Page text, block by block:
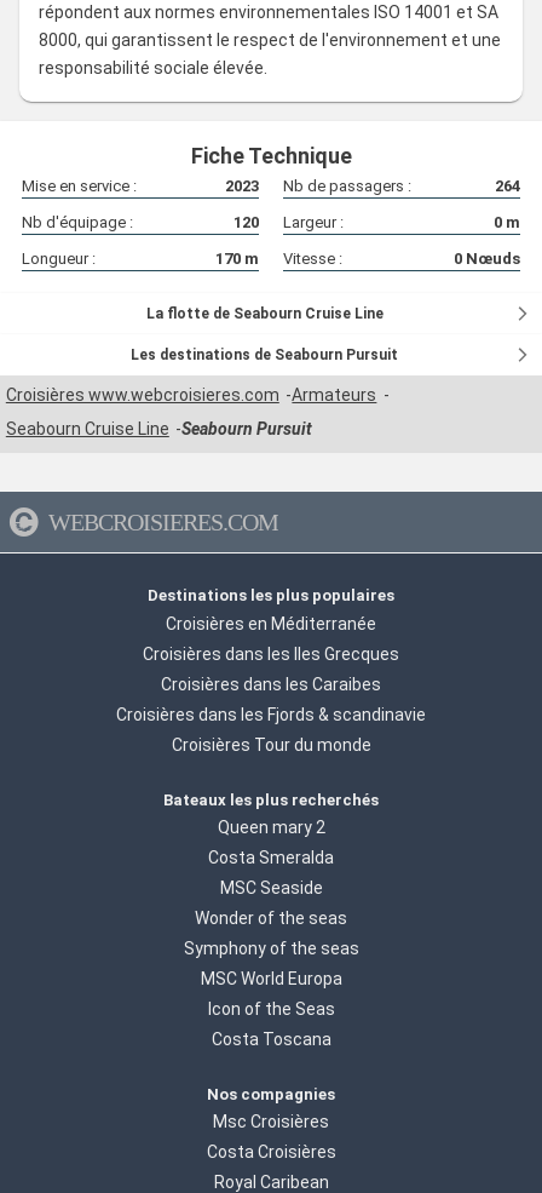
répondent aux normes environnementales ISO 14001 et SA
8000, qui garantissent le respect de l'environnement et une
responsabilité sociale élevée.
Fiche Technique
Mise en service : 2023 Nb de passagers :
264
Nb d'équipage :
120 Largeur : 0 m
Longueur :
170 m Vitesse : 0 Nœuds
La flotte de Seabourn Cruise Line
Les destinations de Seabourn Pursuit
Croisières www.webcroisieres.com
Armateurs
Seabourn Cruise Line
Seabourn Pursuit
WEBCROISIERES.COM
Destinations les plus populaires
Croisières en Méditerranée
Croisières dans les Iles Grecques
Croisières dans les Caraibes
Croisières dans les Fjords & scandinavie
Croisières Tour du monde
Bateaux les plus recherchés
Queen mary 2
Costa Smeralda
MSC Seaside
Wonder of the seas
Symphony of the seas
MSC World Europa
Icon of the Seas
Costa Toscana
Nos compagnies
Msc Croisières
Costa Croisières
Royal Caribean